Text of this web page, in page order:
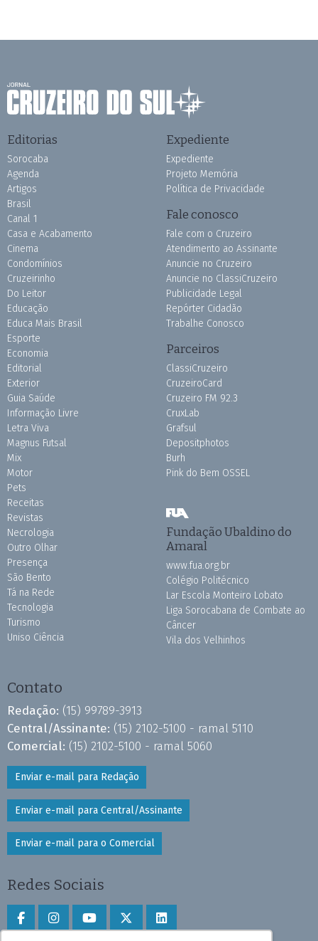
Editorias
Sorocaba
Agenda
Artigos
Brasil
Canal 1
Casa e Acabamento
Cinema
Condomínios
Cruzeirinho
Do Leitor
Educação
Educa Mais Brasil
Esporte
Economia
Editorial
Exterior
Guia Saúde
Informação Livre
Letra Viva
Magnus Futsal
Mix
Motor
Pets
Receitas
Revistas
Necrologia
Outro Olhar
Presença
São Bento
Tá na Rede
Tecnologia
Turismo
Uniso Ciência
Expediente
Expediente
Projeto Memória
Política de Privacidade
Fale conosco
Fale com o Cruzeiro
Atendimento ao Assinante
Anuncie no Cruzeiro
Anuncie no ClassiCruzeiro
Publicidade Legal
Repórter Cidadão
Trabalhe Conosco
Parceiros
ClassiCruzeiro
CruzeiroCard
Cruzeiro FM 92.3
CruxLab
Grafsul
Depositphotos
Burh
Pink do Bem OSSEL
Fundação Ubaldino do
Amaral
www.fua.org.br
Colégio Politécnico
Lar Escola Monteiro Lobato
Liga Sorocabana de Combate ao
Câncer
Vila dos Velhinhos
Contato
Redação: (15) 99789-3913
Central/Assinante: (15) 2102-5100 - ramal 5110
Comercial: (15) 2102-5100 - ramal 5060
Enviar e-mail para Redação
Enviar e-mail para Central/Assinante
Enviar e-mail para o Comercial
Redes Sociais